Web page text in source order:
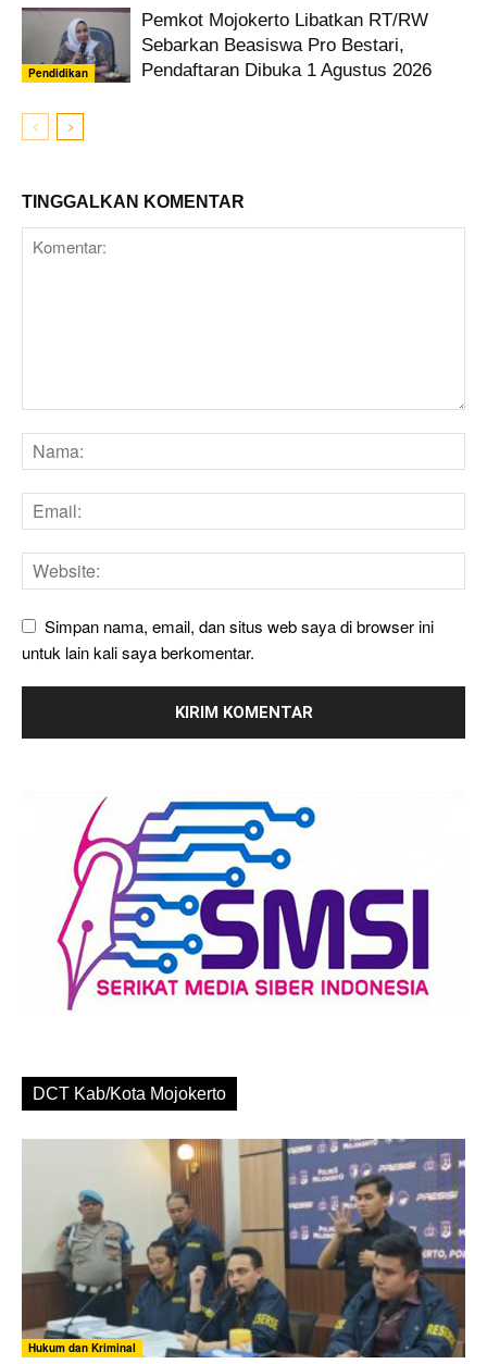
Pendidikan
Pemkot Mojokerto Libatkan RT/RW
Sebarkan Beasiswa Pro Bestari,
Pendaftaran Dibuka 1 Agustus 2026
TINGGALKAN KOMENTAR
Simpan nama, email, dan situs web saya di browser ini
untuk lain kali saya berkomentar.
DCT Kab/Kota Mojokerto
Hukum dan Kriminal